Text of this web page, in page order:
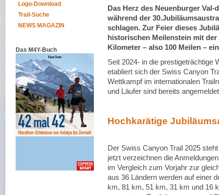
Logo-Download
Trail-Suche
NEWS MAGAZIN
Das M4Y-Buch
Das Herz des Neuenburger
während der
schlagen. Zur Feier dieses
historischen Meilenstein mit
Kilometer – also 100 Meilen –
Seit 2024- in die prestigeträchtige
etabliert sich der Swiss Canyon
Wettkampf im internationalen
und Läufer sind bereits
Hochkarätige
Der Swiss Canyon Trail 2025
jetzt verzeichnen die
im Vergleich zum Vorjahr zur
aus 36 Ländern werden auf einer
km, 81 km, 51 km, 31 km und 16